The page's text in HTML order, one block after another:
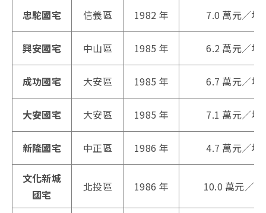
忠駝國宅 信義區 1982 年 7.0 萬元／坪
興安國宅 中山區 1985 年 6.2 萬元／坪
成功國宅 大安區 1985 年 6.7 萬元／坪
大安國宅 大安區 1985 年 7.1 萬元／坪
新隆國宅 中正區 1986 年 4.7 萬元／坪
文化新城
國宅
北投區 1986 年 10.0 萬元／坪